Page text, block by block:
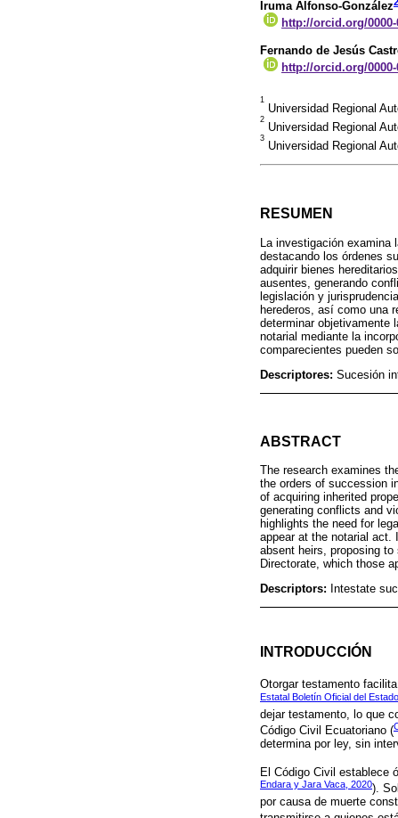
Iruma Alfonso-González
http://orcid.org/0000-
Fernando de Jesús
http://orcid.org/0000-
1
Universidad Regional
2
Universidad Regional
3
Universidad Regional
RESUMEN
La investigación
destacando los órdenes
adquirir bienes
ausentes, generando
legislación y
herederos, así como una
determinar objetivamente
notarial mediante la
comparecientes pueden
Descriptores: Sucesión
ABSTRACT
The research examines
the orders of succession
of acquiring inherited
generating conflicts and
highlights the need for
appear at the notarial
absent heirs, proposing
Directorate, which those
Descriptors: Intestate
INTRODUCCIÓN
Otorgar testamento
Estatal Boletín Oficial del
dejar testamento, lo que
Código Civil Ecuatoriano (
determina por ley, sin
El Código Civil establece
Endara y Jara Vaca, 2020).
por causa de muerte